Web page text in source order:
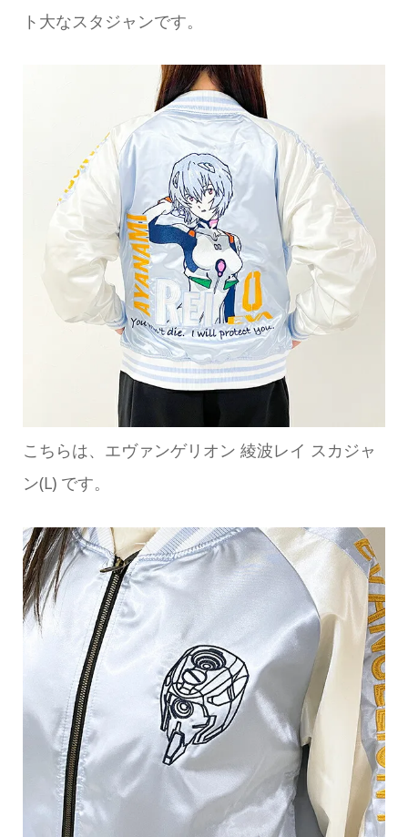
ト大なスタジャンです。
こちらは、エヴァンゲリオン 綾波レイ スカジャ
ン(L) です。